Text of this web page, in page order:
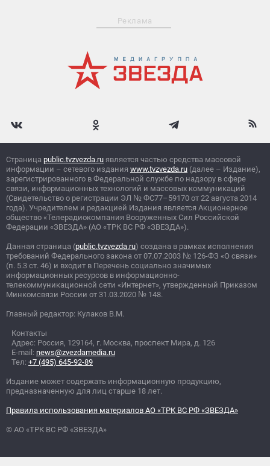
Реклама
Страница public.tvzvezda.ru является частью средства массовой
информации – сетевого издания www.tvzvezda.ru (далее – Издание),
зарегистрированного в Федеральной службе по надзору в сфере
связи, информационных технологий и массовых коммуникаций
(Свидетельство о регистрации ЭЛ № ФС77–59170 от 22 августа 2014
года). Учредителем и редакцией Издания является Акционерное
общество «Телерадиокомпания Вооруженных Сил Российской
Федерации «ЗВЕЗДА» (АО «ТРК ВС РФ «ЗВЕЗДА»).
Данная страница (public.tvzvezda.ru) создана в рамках исполнения
требований Федерального закона от 07.07.2003 № 126-ФЗ «О связи»
(п. 5.3 ст. 46) и входит в Перечень социально значимых
информационных ресурсов в информационно-
телекоммуникационной сети «Интернет», утвержденный Приказом
Минкомсвязи России от 31.03.2020 № 148.
Главный редактор: Кулаков В.М.
Контакты
Адрес: Россия, 129164, г. Москва, проспект Мира, д. 126
E-mail: news@zvezdamedia.ru
Тел: +7 (495) 645-92-89
Издание может содержать информационную продукцию,
предназначенную для лиц старше 18 лет.
Правила использования материалов АО «ТРК ВС РФ «ЗВЕЗДА»
© АО «ТРК ВС РФ «ЗВЕЗДА»